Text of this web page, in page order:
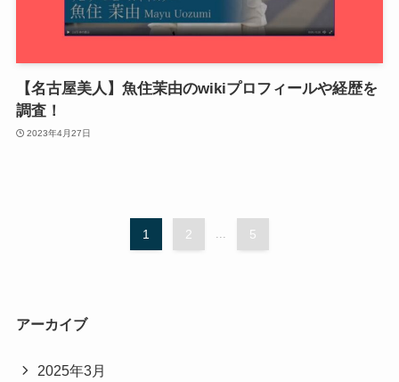
【名古屋美人】魚住茉由のwikiプロフィールや経歴を
調査！
2023年4月27日
1 2 ... 5
アーカイブ
2025年3月